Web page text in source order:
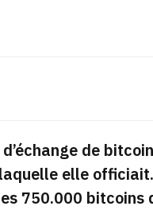
de
elle
750.000 bitcoins